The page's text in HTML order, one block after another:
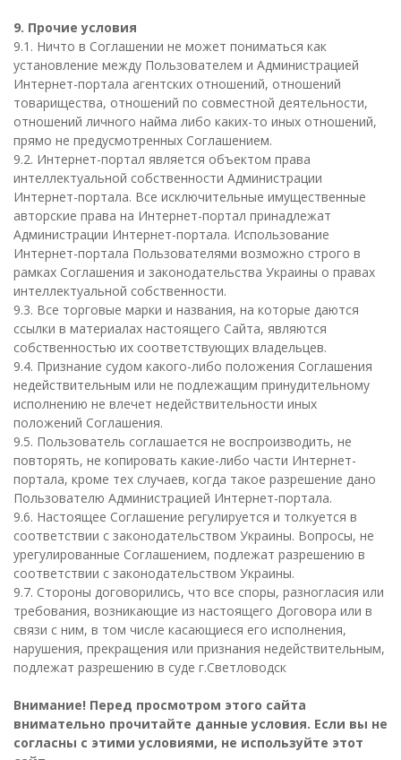
9. Прочие условия
9.1. Ничто в Соглашении не может пониматься как
установление между Пользователем и Администрацией
Интернет-портала агентских отношений, отношений
товарищества, отношений по совместной деятельности,
отношений личного найма либо каких-то иных отношений,
прямо не предусмотренных Соглашением.
9.2. Интернет-портал является объектом права
интеллектуальной собственности Администрации
Интернет-портала. Все исключительные имущественные
авторские права на Интернет-портал принадлежат
Администрации Интернет-портала. Использование
Интернет-портала Пользователями возможно строго в
рамках Соглашения и законодательства Украины о правах
интеллектуальной собственности.
9.3. Все торговые марки и названия, на которые даются
ссылки в материалах настоящего Cайта, являются
собственностью их соответствующих владельцев.
9.4. Признание судом какого-либо положения Соглашения
недействительным или не подлежащим принудительному
исполнению не влечет недействительности иных
положений Соглашения.
9.5. Пользователь соглашается не воспроизводить, не
повторять, не копировать какие-либо части Интернет-
портала, кроме тех случаев, когда такое разрешение дано
Пользователю Администрацией Интернет-портала.
9.6. Настоящее Соглашение регулируется и толкуется в
соответствии с законодательством Украины. Вопросы, не
урегулированные Соглашением, подлежат разрешению в
соответствии с законодательством Украины.
9.7. Стороны договорились, что все споры, разногласия или
требования, возникающие из настоящего Договора или в
связи с ним, в том числе касающиеся его исполнения,
нарушения, прекращения или признания недействительным,
подлежат разрешению в суде г.Светловодск
Внимание! Перед просмотром этого сайта
внимательно прочитайте данные условия. Если вы не
согласны с этими условиями, не используйте этот